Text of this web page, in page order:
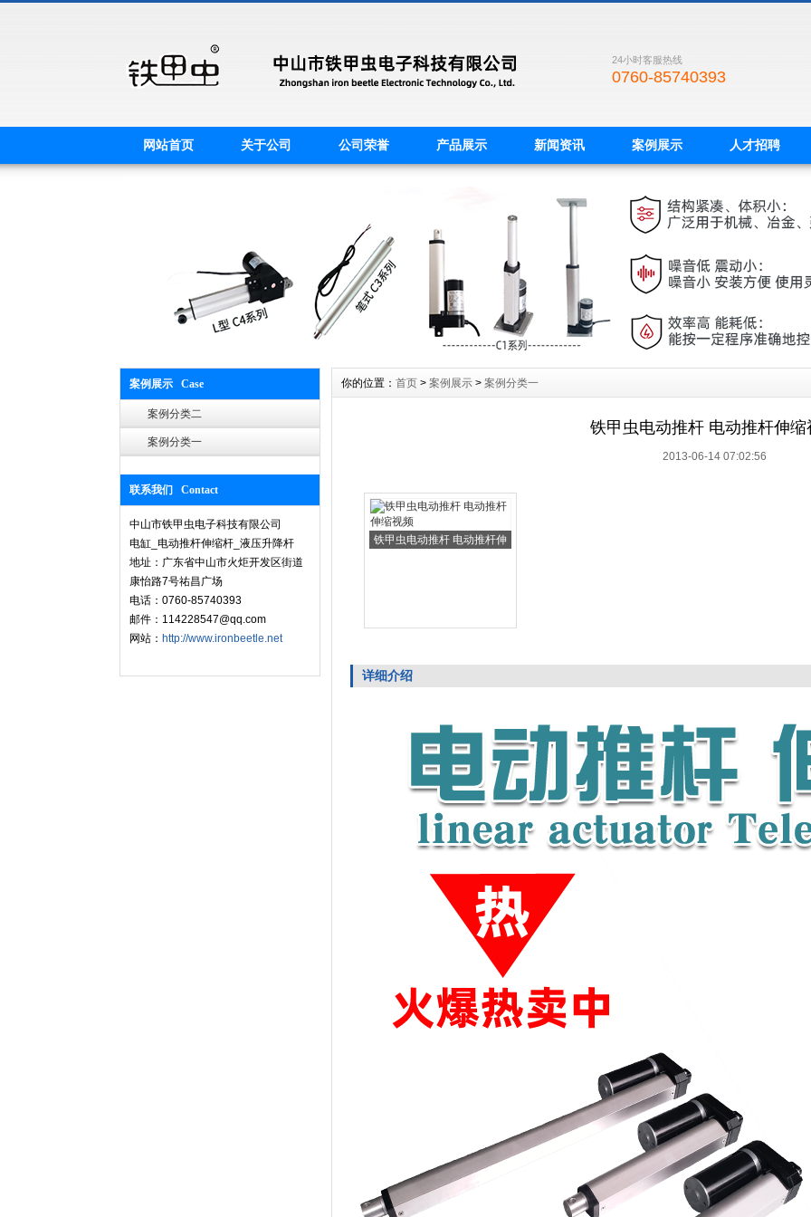
24小时客服热线
0760-85740393
网站首页 关于公司 公司荣誉 产品展示 新闻资讯 案例展示 人才招聘
案例展示 Case
案例分类二
案例分类一
联系我们 Contact
中山市铁甲虫电子科技有限公司
电缸_电动推杆伸缩杆_液压升降杆
地址：广东省中山市火炬开发区街道
康怡路7号祐昌广场
电话：0760-85740393
邮件：114228547@qq.com
网站： http://www.ironbeetle.net
你的位置： 首页 > 案例展示 > 案例分类一
铁甲虫电动推杆 电动推杆伸缩
2013-06-14 07:02:56
铁甲虫电动推杆 电动推杆伸
详细介绍